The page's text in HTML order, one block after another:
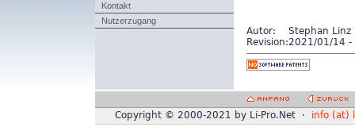
Kontakt
Nutzerzugang
Autor:
Stephan Linz
Revision: 2021/01/14 -
Copyright © 2000-2021 by Li-Pro.Net · info (at)